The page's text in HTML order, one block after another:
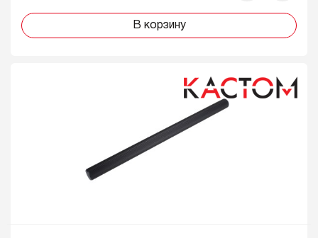
В корзину